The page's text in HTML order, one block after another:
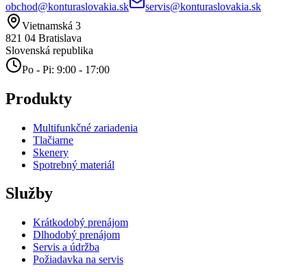
obchod@konturaslovakia.sk
servis@konturaslovakia.sk
Vietnamská 3
821 04 Bratislava
Slovenská republika
Po - Pi: 9:00 - 17:00
Produkty
Multifunkčné zariadenia
Tlačiarne
Skenery
Spotrebný materiál
Služby
Krátkodobý prenájom
Dlhodobý prenájom
Servis a údržba
Požiadavka na servis